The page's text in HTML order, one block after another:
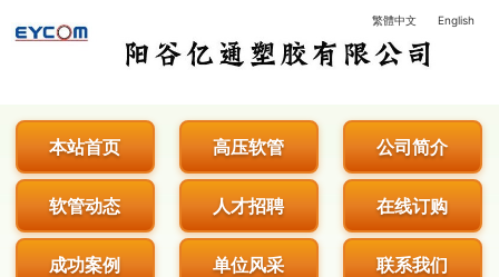
阳谷亿通塑胶有限公司 - 专业生产
繁體中文 English
本站首页 高压软管 公司简介
软管动态 人才招聘 在线订购
成功案例 单位风采 联系我们